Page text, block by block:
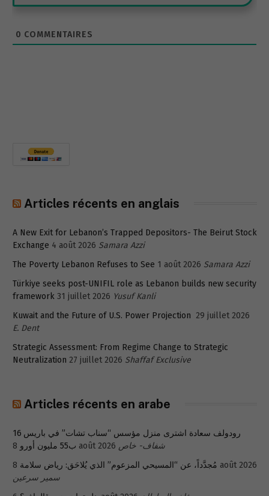
0 COMMENTAIRES
Articles récents en anglais
A New Exit for Lebanon’s Trapped Depositors- The Beirut Stock
Exchange 4 août 2026 Samara Azzi
The Poverty Lebanon Refuses to See 1 août 2026 Samara Azzi
Türkiye seeks post-UNIFIL role as Lebanon builds new security
framework 31 juillet 2026 Yusuf Kanli
Kuwait and the Future of U.S. Power Projection 29 juillet 2026
E. Dent
Strategic Assessment: From Regime Change to Strategic
Neutralization 27 juillet 2026 Shaffaf Exclusive
Articles récents en arabe
رودولف سعادة اشترى منزل مؤسس “سناب تشات” في باريس 16
ب55 مليون أورو 8 août 2026 شفاف- خاص
مُجدَّداً، عن “المسيحي المزعوم” الذي يُلاحَق: رياض سلامة 8 août 2026
سمير سرعين